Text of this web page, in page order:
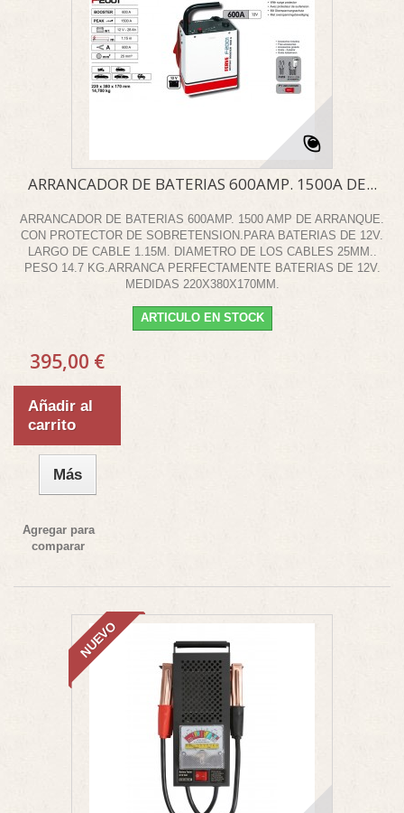
ARRANCADOR DE BATERIAS 600AMP. 1500A DE...
ARRANCADOR DE BATERIAS 600AMP. 1500 AMP DE ARRANQUE.
CON PROTECTOR DE SOBRETENSION.PARA BATERIAS DE 12V.
LARGO DE CABLE 1.15M. DIAMETRO DE LOS CABLES 25MM..
PESO 14.7 KG.ARRANCA PERFECTAMENTE BATERIAS DE 12V.
MEDIDAS 220X380X170MM.
ARTICULO EN STOCK
395,00 €
Añadir al
carrito
Más
Agregar para
comparar
NUEVO